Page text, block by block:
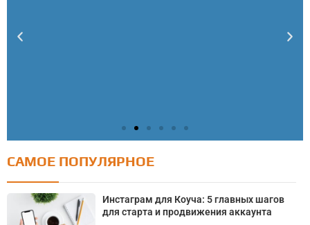
Тест: Как я контролирую свою жизнь?
Онлайн тест на основе шкалы локуса контроля
Джулиана Роттера
САМОЕ ПОПУЛЯРНОЕ
Инстаграм для Коуча: 5 главных шагов
для старта и продвижения аккаунта